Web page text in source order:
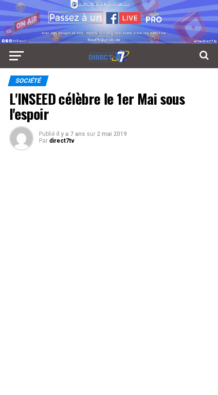
SOCIÉTÉ
L'INSEED célèbre le 1er Mai sous
l'espoir
Publié il y a 7 ans sur 2 mai 2019
Par direct7tv